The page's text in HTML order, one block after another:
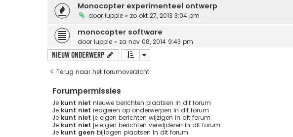
Monocopter experimenteel ontwerp
door luppie » zo okt 27, 2013 3:04 pm
monocopter software
door luppie » za nov 08, 2014 9:43 pm
Nieuw onderwerp
Terug naar het forumoverzicht
Forumpermissies
Je kunt niet nieuwe berichten plaatsen in dit forum
Je kunt niet reageren op onderwerpen in dit forum
Je kunt niet je eigen berichten wijzigen in dit forum
Je kunt niet je eigen berichten verwijderen in dit forum
Je kunt geen bijlagen plaatsen in dit forum